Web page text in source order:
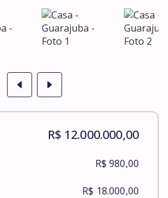
R$ 12.000.000,00
R$ 980,00
R$ 18.000,00